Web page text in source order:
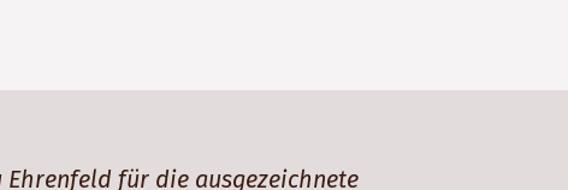
für die ausgezeichnete